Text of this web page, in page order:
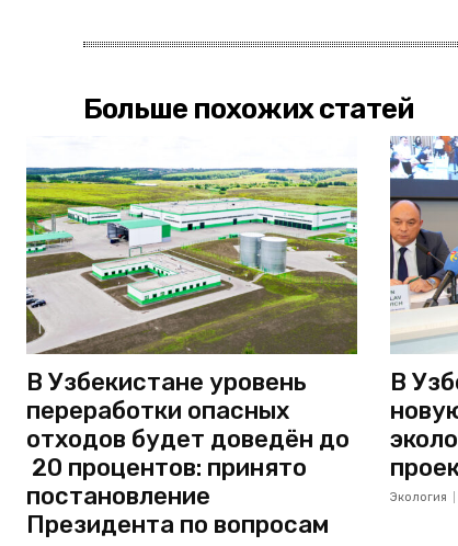
Больше похожих статей
В Узбекистане уровень
переработки опасных
отходов будет доведён до
20 процентов: принято
постановление
Президента по вопросам
В
Экология